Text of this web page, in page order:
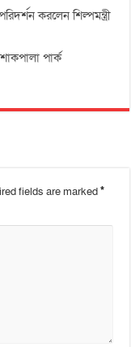
করলেন শিল্পমন্ত্রী
পার্ক
fields are marked*